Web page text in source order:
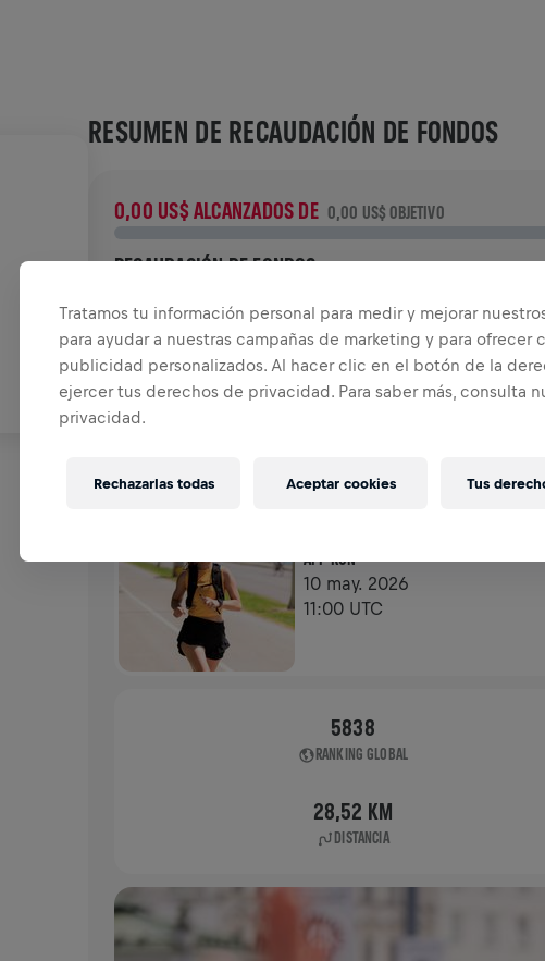
RESUMEN DE RECAUDACIÓN DE FONDOS
0,00 US$ ALCANZADOS DE 0,00 US$ OBJETIVO
RECAUDACIÓN DE FONDOS
¡Dona para marcar la diferencia! El 100% de lo
la investigación de médula.
HISTORIA
APP RUN
10 may. 2026
11:00 UTC
5838
RANKING GLOBAL
28,52 KM
DISTANCIA
Tratamos tu información personal para medir y mejorar
para ayudar a nuestras campañas de marketing y para ofrecer
publicidad personalizados. Al hacer clic en el botón de la
ejercer tus derechos de privacidad. Para saber más, consulta
privacidad.
Tus
Rechazarlas todas Aceptar cookies